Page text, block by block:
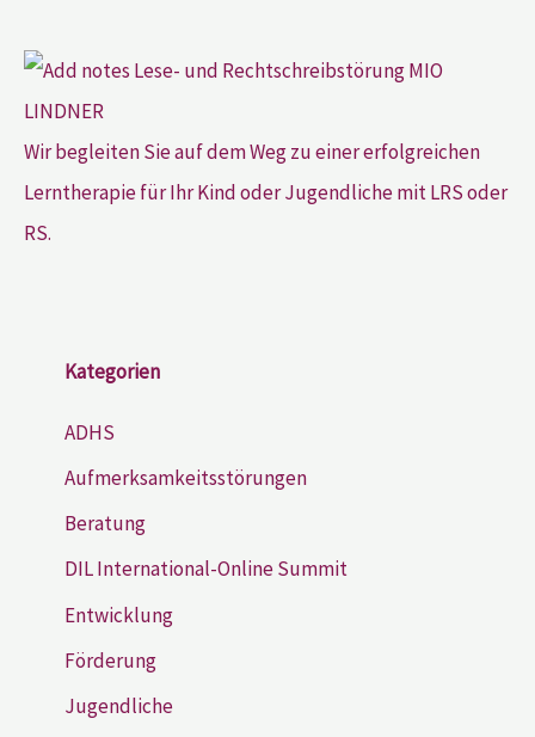
Wir begleiten Sie auf dem Weg zu einer erfolgreichen
Lerntherapie für Ihr Kind oder Jugendliche mit LRS oder
RS.
Kategorien
ADHS
Aufmerksamkeitsstörungen
Beratung
DIL International-Online Summit
Entwicklung
Förderung
Jugendliche